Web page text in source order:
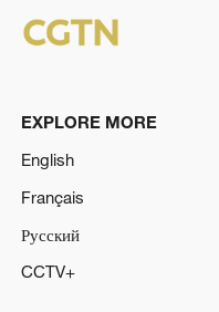
EXPLORE MORE
English
Français
Русский
CCTV+